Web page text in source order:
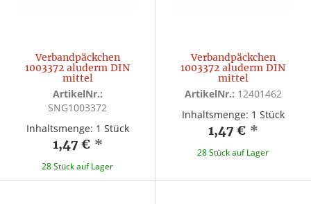
Verbandpäckchen
1003372 aluderm DIN
mittel
ArtikelNr.:
SNG1003372
Inhaltsmenge: 1 Stück
1,47 € *
28 Stück auf Lager
Verbandpäckchen
1003372 aluderm DIN
mittel
ArtikelNr.: 12401462
Inhaltsmenge: 1 Stück
1,47 € *
28 Stück auf Lager